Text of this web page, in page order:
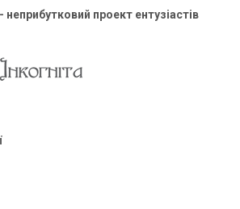
- неприбутковий проект ентузіастів